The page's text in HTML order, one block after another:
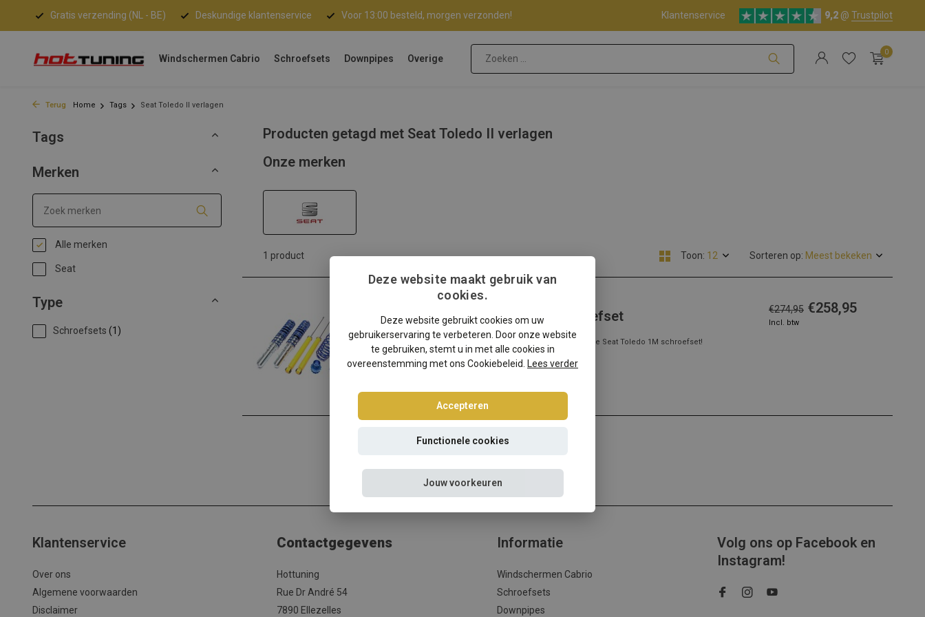
Gratis verzending (NL - BE) Deskundige klantenservice Voor 13:00 besteld, morgen verzonden! Klantenservice 9,2 @ Trustpilot
Windschermen Cabrio Schroefsets Downpipes Overige
0
Terug Home Tags Seat Toledo II verlagen
Tags
Merken
Alle merken
Seat
Type
Schroefsets (1)
Producten getagd met Seat Toledo II verlagen
Onze merken
1 product Toon: Sorteren op:
Seat Toledo 1M Tuning Art schroefset
Ervaar het wegdek op een geheel nieuwe manier met deze Seat Toledo 1M schroefset!
€274,95 €258,95
Incl. btw
Klantenservice
Over ons
Algemene voorwaarden
Disclaimer
Contactgegevens
Hottuning
Rue Dr André 54
7890 Ellezelles
Informatie
Windschermen Cabrio
Schroefsets
Downpipes
Volg ons op Facebook en
Instagram!
Deze website maakt gebruik van
cookies.
Deze website gebruikt cookies om uw
gebruikerservaring te verbeteren. Door onze website
te gebruiken, stemt u in met alle cookies in
overeenstemming met ons Cookiebeleid. Lees verder
Accepteren
Functionele cookies
Jouw voorkeuren